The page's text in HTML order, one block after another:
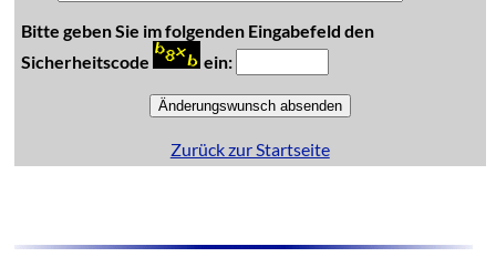
Bitte geben Sie im folgenden Eingabefeld den
Sicherheitscode
ein:
Zurück zur Startseite